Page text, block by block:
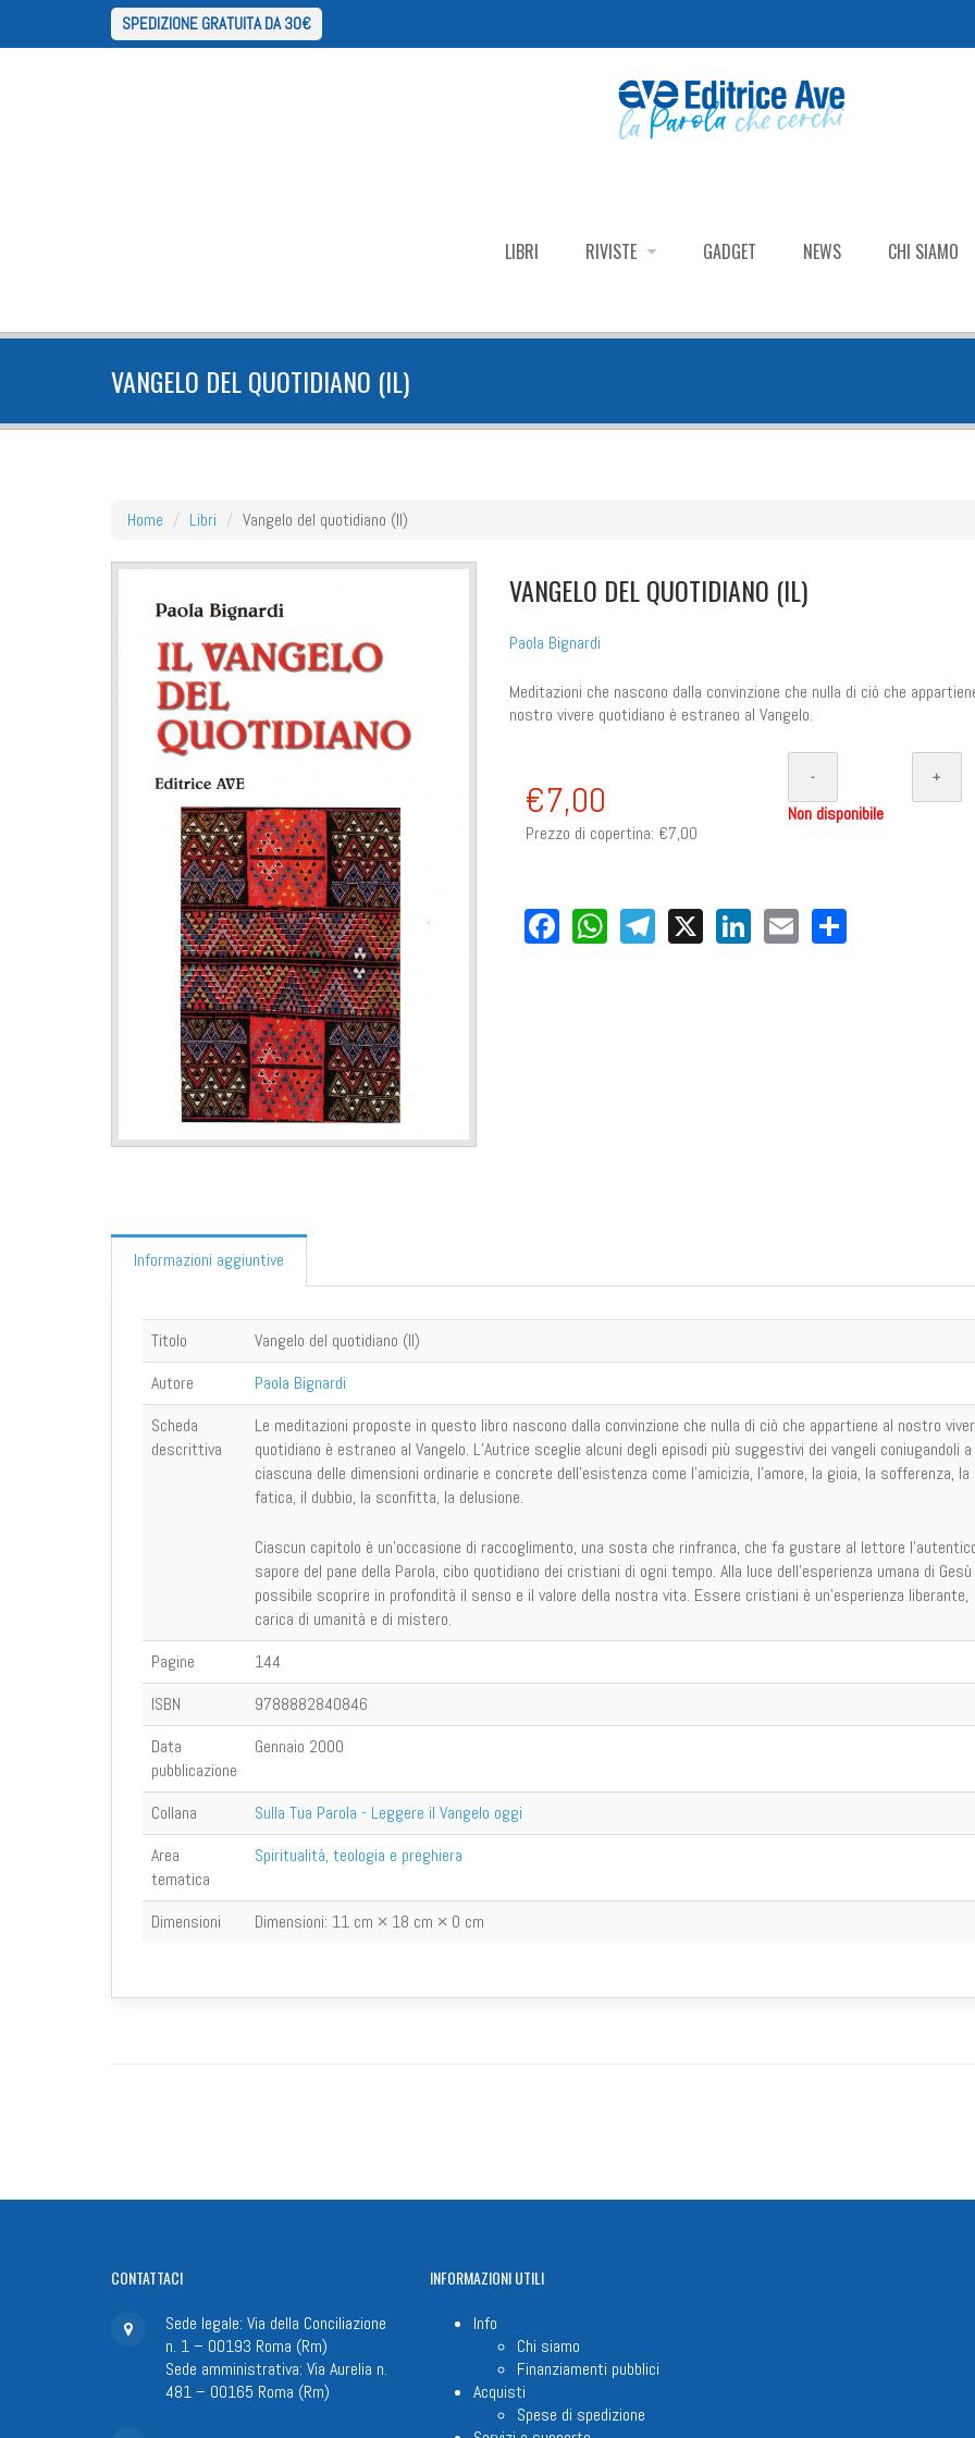
SPEDIZIONE GRATUITA DA 30€
LIBRI RIVISTE GADGET NEWS CHI SIAMO
VANGELO DEL QUOTIDIANO (IL)
Home Libri Vangelo del quotidiano (Il)
VANGELO DEL QUOTIDIANO (IL)
Paola Bignardi
Meditazioni che nascono dalla convinzione che nulla di ciò che
nostro vivere quotidiano è estraneo al Vangelo.
€7,00
Prezzo di copertina: €7,00
Non disponibile
Facebook
WhatsApp
Telegram
X LinkedIn
EmailShare
Informazioni aggiuntive
Titolo
Vangelo del quotidiano (Il)
Autore
Paola Bignardi
Scheda
descrittiva
Le meditazioni proposte in questo libro nascono dalla convinzione che nulla di ciò che appartiene al nostro
quotidiano è estraneo al Vangelo. L’Autrice sceglie alcuni degli episodi più suggestivi dei vangeli coniugandoli a
ciascuna delle dimensioni ordinarie e concrete dell’esistenza come l’amicizia, l’amore, la gioia, la sofferenza, la
fatica, il dubbio, la sconfitta, la delusione.
Ciascun capitolo è un’occasione di raccoglimento, una sosta che rinfranca, che fa gustare al lettore
sapore del pane della Parola, cibo quotidiano dei cristiani di ogni tempo. Alla luce dell’esperienza umana di
possibile scoprire in profondità il senso e il valore della nostra vita. Essere cristiani è un’esperienza liberante,
carica di umanità e di mistero.
Pagine
144
ISBN
9788882840846
Data
pubblicazione
Gennaio 2000
Collana
Sulla Tua Parola - Leggere il Vangelo oggi
Area
tematica
Spiritualità, teologia e preghiera
Dimensioni Dimensioni: 11 cm × 18 cm × 0 cm
CONTATTACI
Sede legale: Via della Conciliazione
n. 1 – 00193 Roma (Rm)
Sede amministrativa: Via Aurelia n.
481 – 00165 Roma (Rm)
INFORMAZIONIUTILI
Info
Chi siamo
Finanziamenti pubblici
Acquisti
Spese di spedizione